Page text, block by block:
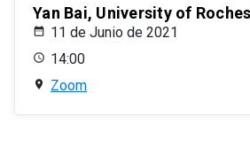
Yan Bai, University of
11 de Junio de 2021
14:00
Zoom